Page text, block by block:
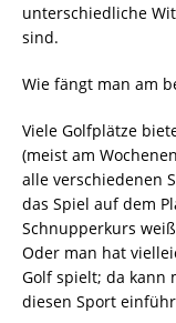
unterschiedliche
sind.
Wie fängt man am
Viele Golfplätze
(meist am
alle verschiedenen
das Spiel auf dem
Schnupperkurs
Oder man hat
Golf spielt; da kann
diesen Sport